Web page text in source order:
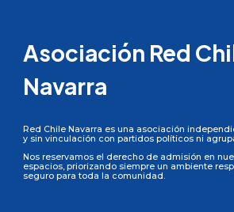
Asociación Red
Navarra
Red Chile Navarra es una asociación
y sin vinculación con partidos políticos ni
Nos reservamos el derecho de admisión en
espacios, priorizando siempre un ambiente
seguro para toda la comunidad.